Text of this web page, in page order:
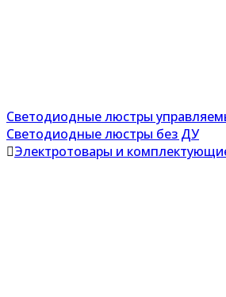
Светодиодные люстры
Светодиодные люстры без ДУ
Электротовары и